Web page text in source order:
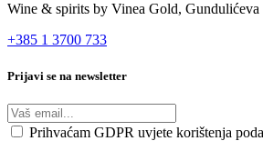
Wine & spirits by Vinea Gold, Gundulićeva
+385 1 3700 733
Prijavi se na newsletter
Prihvaćam GDPR uvjete korištenja